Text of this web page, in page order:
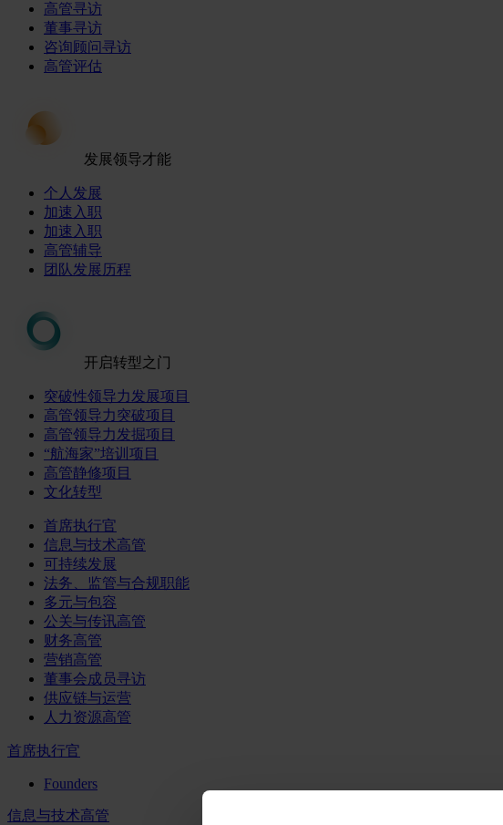
高管寻访
董事寻访
咨询顾问寻访
高管评估
发展领导才能
个人发展
加速入职
加速入职
高管辅导
团队发展历程
开启转型之门
突破性领导力发展项目
高管领导力突破项目
高管领导力发掘项目
“航海家”培训项目
高管静修项目
文化转型
首席执行官
信息与技术高管
可持续发展
法务、监管与合规职能
多元与包容
公关与传讯高管
财务高管
营销高管
董事会成员寻访
供应链与运营
人力资源高管
首席执行官
Founders
信息与技术高管